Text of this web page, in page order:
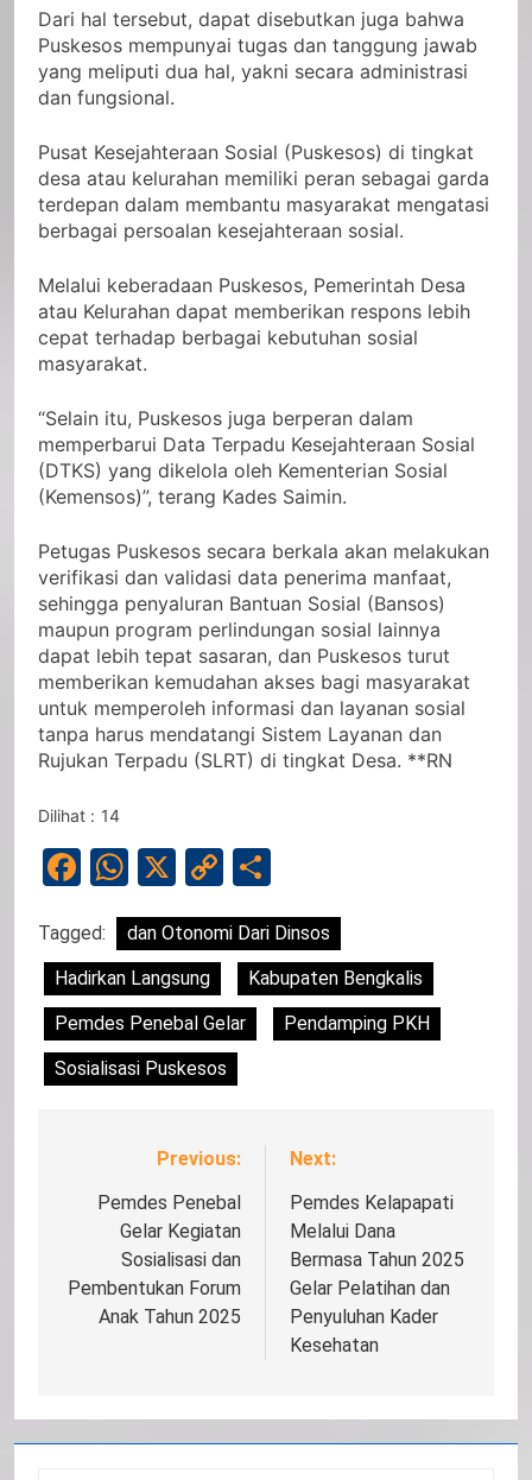
Dari hal tersebut, dapat disebutkan juga bahwa
Puskesos mempunyai tugas dan tanggung jawab
yang meliputi dua hal, yakni secara administrasi
dan fungsional.
Pusat Kesejahteraan Sosial (Puskesos) di tingkat
desa atau kelurahan memiliki peran sebagai garda
terdepan dalam membantu masyarakat mengatasi
berbagai persoalan kesejahteraan sosial.
Melalui keberadaan Puskesos, Pemerintah Desa
atau Kelurahan dapat memberikan respons lebih
cepat terhadap berbagai kebutuhan sosial
masyarakat.
“Selain itu, Puskesos juga berperan dalam
memperbarui Data Terpadu Kesejahteraan Sosial
(DTKS) yang dikelola oleh Kementerian Sosial
(Kemensos)”, terang Kades Saimin.
Petugas Puskesos secara berkala akan melakukan
verifikasi dan validasi data penerima manfaat,
sehingga penyaluran Bantuan Sosial (Bansos)
maupun program perlindungan sosial lainnya
dapat lebih tepat sasaran, dan Puskesos turut
memberikan kemudahan akses bagi masyarakat
untuk memperoleh informasi dan layanan sosial
tanpa harus mendatangi Sistem Layanan dan
Rujukan Terpadu (SLRT) di tingkat Desa. **RN
Dilihat : 14
Facebook
WhatsApp
X
Copy
Link
Tagged:
dan Otonomi Dari Dinsos
Hadirkan Langsung
Kabupaten Bengkalis
Pemdes Penebal Gelar
Pendamping PKH
Sosialisasi Puskesos
Navigasi
pos
Previous:
Pemdes Penebal
Gelar Kegiatan
Sosialisasi dan
Pembentukan Forum
Anak Tahun 2025
Next:
Pemdes Kelapapati
Melalui Dana
Bermasa Tahun 2025
Gelar Pelatihan dan
Penyuluhan Kader
Kesehatan